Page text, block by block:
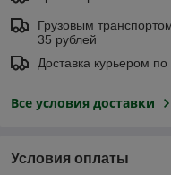
Грузовым
35 рублей
Доставка курьером
Все условия доставки
Условия оплаты